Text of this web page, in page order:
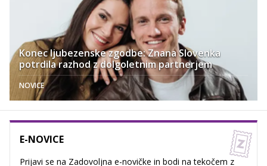
Konec ljubezenske zgodbe: Znana Slovenka
potrdila razhod z dolgoletnim partnerjem
NOVICE
E-NOVICE
Prijavi se na Zadovoljna e-novičke in bodi na tekočem z